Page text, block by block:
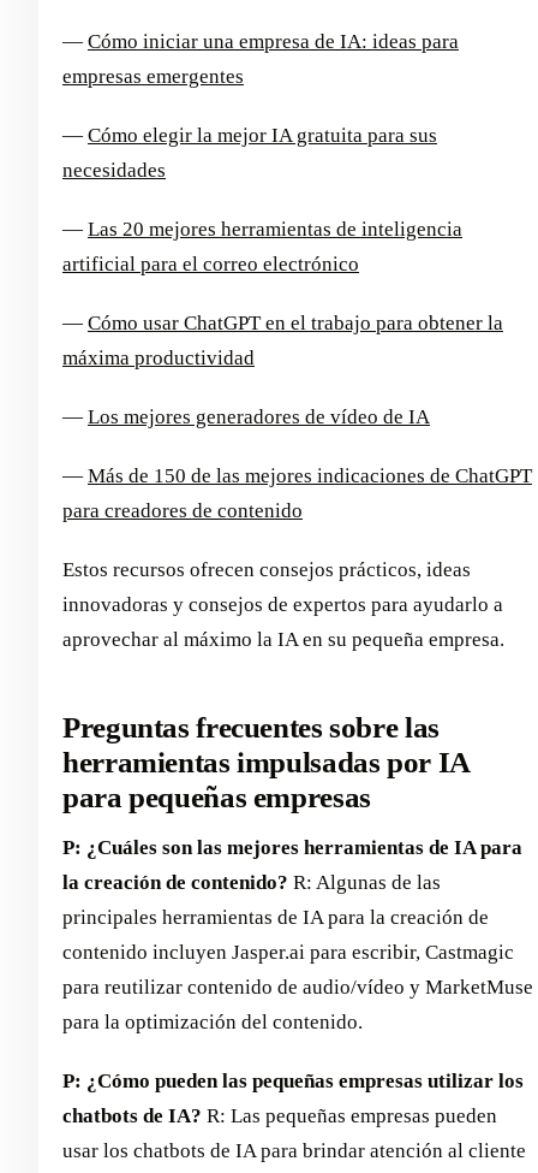
— Cómo iniciar una empresa de IA: ideas para
empresas emergentes
— Cómo elegir la mejor IA gratuita para sus
necesidades
— Las 20 mejores herramientas de inteligencia
artificial para el correo electrónico
— Cómo usar ChatGPT en el trabajo para obtener la
máxima productividad
— Los mejores generadores de vídeo de IA
— Más de 150 de las mejores indicaciones de ChatGPT
para creadores de contenido
Estos recursos ofrecen consejos prácticos, ideas
innovadoras y consejos de expertos para ayudarlo a
aprovechar al máximo la IA en su pequeña empresa.
Preguntas frecuentes sobre las
herramientas impulsadas por IA
para pequeñas empresas
P: ¿Cuáles son las mejores herramientas de IA para
la creación de contenido? R: Algunas de las
principales herramientas de IA para la creación de
contenido incluyen Jasper.ai para escribir, Castmagic
para reutilizar contenido de audio/vídeo y MarketMuse
para la optimización del contenido.
P: ¿Cómo pueden las pequeñas empresas utilizar los
chatbots de IA? R: Las pequeñas empresas pueden
usar los chatbots de IA para brindar atención al cliente